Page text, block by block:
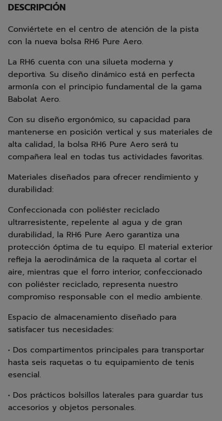
DESCRIPCIÓN
Conviértete en el centro de atención de la pista
con la nueva bolsa RH6 Pure Aero.
La RH6 cuenta con una silueta moderna y
deportiva. Su diseño dinámico está en perfecta
armonía con el principio fundamental de la gama
Babolat Aero.
Con su diseño ergonómico, su capacidad para
mantenerse en posición vertical y sus materiales de
alta calidad, la bolsa RH6 Pure Aero será tu
compañera leal en todas tus actividades favoritas.
Materiales diseñados para ofrecer rendimiento y
durabilidad:
Confeccionada con poliéster reciclado
ultrarresistente, repelente al agua y de gran
durabilidad, la RH6 Pure Aero garantiza una
protección óptima de tu equipo. El material exterior
refleja la aerodinámica de la raqueta al cortar el
aire, mientras que el forro interior, confeccionado
con poliéster reciclado, representa nuestro
compromiso responsable con el medio ambiente.
Espacio de almacenamiento diseñado para
satisfacer tus necesidades:
• Dos compartimentos principales para transportar
hasta seis raquetas o tu equipamiento de tenis
esencial.
• Dos prácticos bolsillos laterales para guardar tus
accesorios y objetos personales.